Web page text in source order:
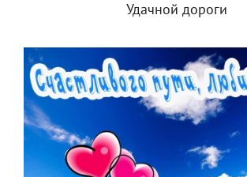
Удачной дороги